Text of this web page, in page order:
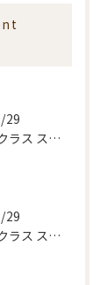
29
🌿8月ヨガクラス スケジュールのお知らせ🌿
29
【9月ヨガクラス スケジュールのお知らせ🌿】